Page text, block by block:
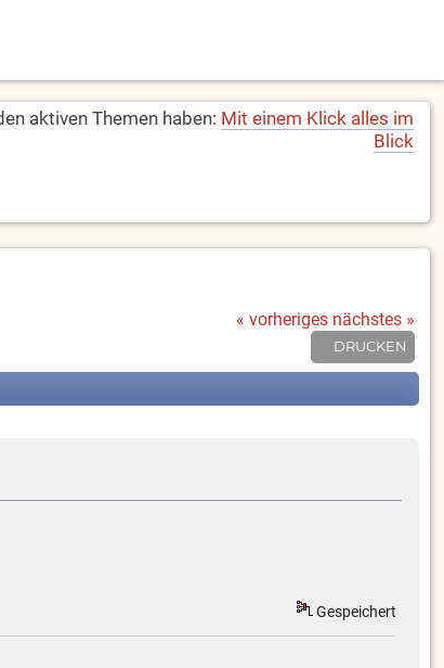
aktiven Themen haben: Mit einem Klick alles im
Blick
« vorheriges nächstes »
DRUCKEN
Gespeichert